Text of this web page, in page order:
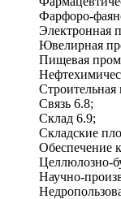
Фарфоро-
Электронная
Ювелирная
Пищевая
Связь 6.8;
Склад 6.9;
Складские
Обеспечение
Целлюлозно-
Научно-